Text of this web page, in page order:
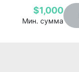
$1,000
Мин. сумма